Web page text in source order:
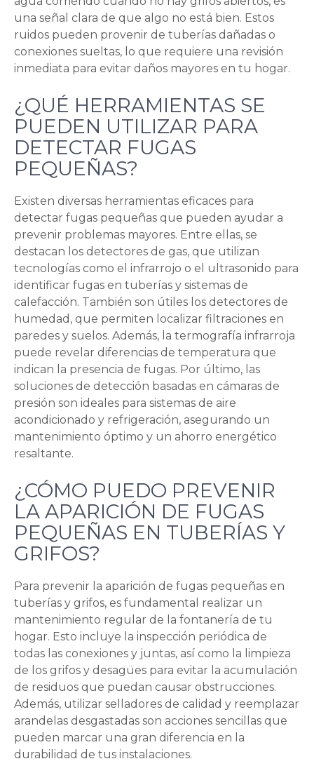
una señal clara de que algo no está bien. Estos
ruidos pueden provenir de tuberías dañadas o
conexiones sueltas, lo que requiere una revisión
inmediata para evitar daños mayores en tu hogar.
¿QUÉ HERRAMIENTAS SE
PUEDEN UTILIZAR PARA
DETECTAR FUGAS
PEQUEÑAS?
Existen diversas herramientas eficaces para
detectar fugas pequeñas que pueden ayudar a
prevenir problemas mayores. Entre ellas, se
destacan los detectores de gas, que utilizan
tecnologías como el infrarrojo o el ultrasonido para
identificar fugas en tuberías y sistemas de
calefacción. También son útiles los detectores de
humedad, que permiten localizar filtraciones en
paredes y suelos. Además, la termografía infrarroja
puede revelar diferencias de temperatura que
indican la presencia de fugas. Por último, las
soluciones de detección basadas en cámaras de
presión son ideales para sistemas de aire
acondicionado y refrigeración, asegurando un
mantenimiento óptimo y un ahorro energético
resaltante.
¿CÓMO PUEDO PREVENIR
LA APARICIÓN DE FUGAS
PEQUEÑAS EN TUBERÍAS Y
GRIFOS?
Para prevenir la aparición de fugas pequeñas en
tuberías y grifos, es fundamental realizar un
mantenimiento regular de la fontanería de tu
hogar. Esto incluye la inspección periódica de
todas las conexiones y juntas, así como la limpieza
de los grifos y desagües para evitar la acumulación
de residuos que puedan causar obstrucciones.
Además, utilizar selladores de calidad y reemplazar
arandelas desgastadas son acciones sencillas que
pueden marcar una gran diferencia en la
durabilidad de tus instalaciones.